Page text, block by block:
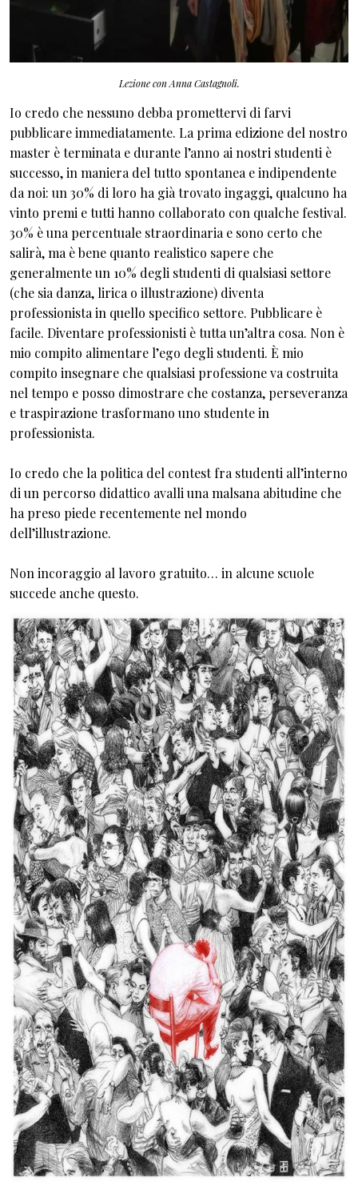
Lezione con Anna Castagnoli.
Io credo che nessuno debba promettervi di farvi
pubblicare immediatamente. La prima edizione del nostro
master è terminata e durante l’anno ai nostri studenti è
successo, in maniera del tutto spontanea e indipendente
da noi: un 30% di loro ha già trovato ingaggi, qualcuno ha
vinto premi e tutti hanno collaborato con qualche festival.
30% è una percentuale straordinaria e sono certo che
salirà, ma è bene quanto realistico sapere che
generalmente un 10% degli studenti di qualsiasi settore
(che sia danza, lirica o illustrazione) diventa
professionista in quello specifico settore. Pubblicare è
facile. Diventare professionisti è tutta un’altra cosa. Non è
mio compito alimentare l’ego degli studenti. È mio
compito insegnare che qualsiasi professione va costruita
nel tempo e posso dimostrare che costanza, perseveranza
e traspirazione trasformano uno studente in
professionista.
Io credo che la politica del contest fra studenti all’interno
di un percorso didattico avalli una malsana abitudine che
ha preso piede recentemente nel mondo
dell’illustrazione.
Non incoraggio al lavoro gratuito… in alcune scuole
succede anche questo.